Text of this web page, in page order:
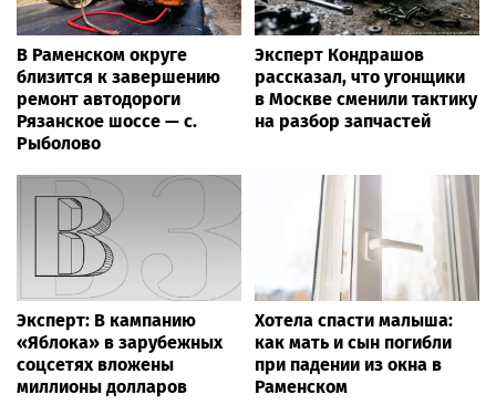
В Раменском округе
близится к завершению
ремонт автодороги
Рязанское шоссе — с.
Рыболово
Эксперт Кондрашов
рассказал, что угонщики
в Москве сменили тактику
на разбор запчастей
Эксперт: В кампанию
«Яблока» в зарубежных
соцсетях вложены
миллионы долларов
Хотела спасти малыша:
как мать и сын погибли
при падении из окна в
Раменском